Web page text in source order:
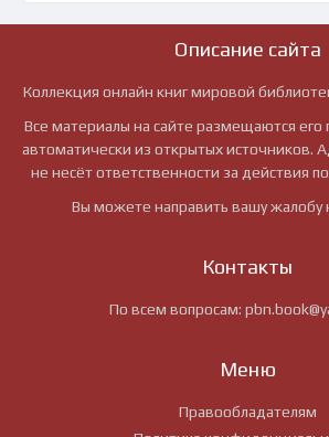
Описание сайта
Коллекция онлайн книг мировой
Все материалы на сайте размещаются его
автоматически из открытых источников.
не несёт ответственности за действия
Вы можете направить вашу жалобу
Контакты
По всем вопросам:
Меню
Правообладателям